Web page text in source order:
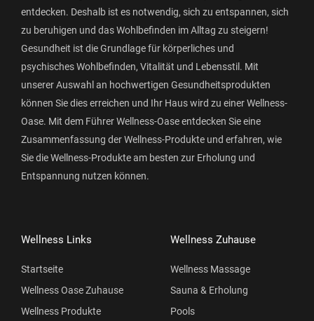
entdecken. Deshalb ist es notwendig, sich zu entspannen, sich
zu beruhigen und das Wohlbefinden im Alltag zu steigern!
Gesundheit ist die Grundlage für körperliches und
psychisches Wohlbefinden, Vitalität und Lebensstil. Mit
unserer Auswahl an hochwertigen Gesundheitsprodukten
können Sie dies erreichen und Ihr Haus wird zu einer Wellness-
Oase. Mit dem Führer Wellness-Oase entdecken Sie eine
Zusammenfassung der Wellness-Produkte und erfahren, wie
Sie die Wellness-Produkte am besten zur Erholung und
Entspannung nutzen können.
Wellness Links
Startseite
Wellness Oase Zuhause
Wellness Produkte
Wellness Zuhause
Wellness Massage
Sauna & Erholung
Pools